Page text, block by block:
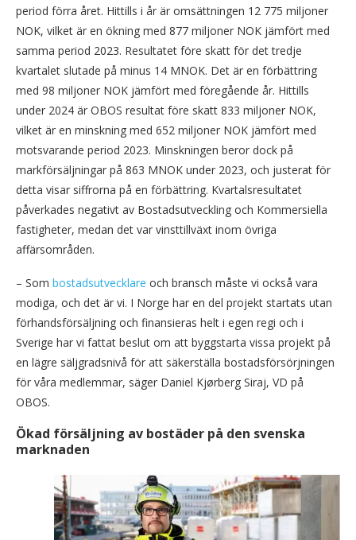
period förra året. Hittills i år är omsättningen 12 775 miljoner
NOK, vilket är en ökning med 877 miljoner NOK jämfört med
samma period 2023. Resultatet före skatt för det tredje
kvartalet slutade på minus 14 MNOK. Det är en förbättring
med 98 miljoner NOK jämfört med föregående år. Hittills
under 2024 är OBOS resultat före skatt 833 miljoner NOK,
vilket är en minskning med 652 miljoner NOK jämfört med
motsvarande period 2023. Minskningen beror dock på
markförsäljningar på 863 MNOK under 2023, och justerat för
detta visar siffrorna på en förbättring. Kvartalsresultatet
påverkades negativt av Bostadsutveckling och Kommersiella
fastigheter, medan det var vinsttillväxt inom övriga
affärsområden.
– Som bostadsutvecklare och bransch måste vi också vara
modiga, och det är vi. I Norge har en del projekt startats utan
förhandsförsäljning och finansieras helt i egen regi och i
Sverige har vi fattat beslut om att byggstarta vissa projekt på
en lägre säljgradsnivå för att säkerställa bostadsförsörjningen
för våra medlemmar, säger Daniel Kjørberg Siraj, VD på
OBOS.
Ökad försäljning av bostäder på den svenska
marknaden